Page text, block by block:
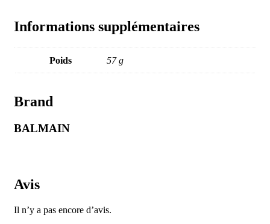
Informations supplémentaires
Poids 57 g
Brand
BALMAIN
Avis
Il n’y a pas encore d’avis.